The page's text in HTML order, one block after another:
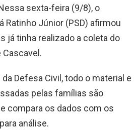
sexta-feira (9/8), o
Ratinho Júnior (PSD) afirmou
já tinha realizado a coleta do
Cascavel.
Defesa Civil, todo o material e
pelas famílias são
compara os dados com os
análise.